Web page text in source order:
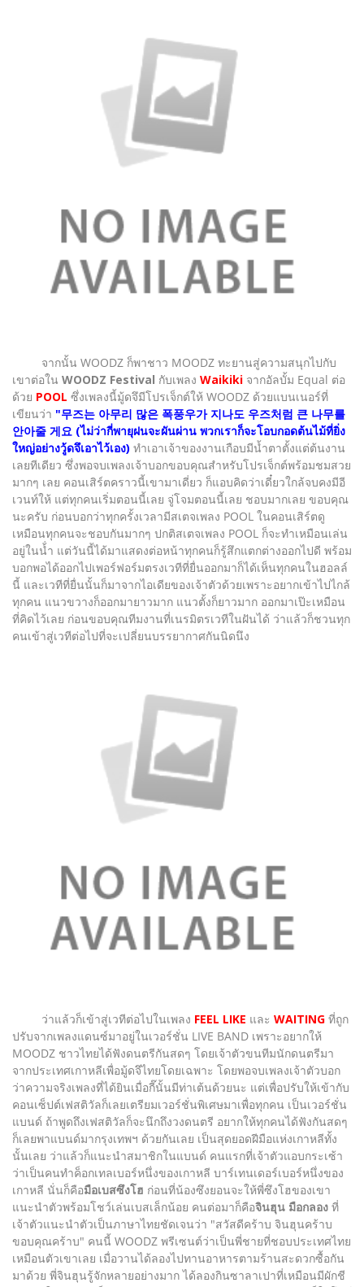
จากนั้น WOODZ ก็พาชาว MOODZ ทะยานสู่ความสนุกไปกับ
เขาต่อใน WOODZ Festival กับเพลง Waikiki จากอัลบั้ม Equal ต่อ
ด้วย POOL ซึ่งเพลงนี้มู้ดจึมีโปรเจ็กต์ให้ WOODZ ด้วยแบนเนอร์ที่
เขียนว่า "무즈는 아무리 많은 폭풍우가 지나도 우즈처럼 큰 나무를
안아줄 게요 (ไม่ว่ากี่พายุฝนจะผันผ่าน พวกเราก็จะโอบกอดต้นไม้ที่ยิ่ง
ใหญ่อย่างวู้ดจึเอาไว้เอง) ทำเอาเจ้าของงานเกือบมีน้ำตาตั้งแต่ต้นงาน
เลยทีเดียว ซึ่งพอจบเพลงเจ้าบอกขอบคุณสำหรับโปรเจ็กต์พร้อมชมสวย
มากๆ เลย คอนเสิร์ตคราวนี้เขามาเดี่ยว ก็แอบคิดว่าเดี๋ยวใกล้จบคงมีอี
เวนท์ให้ แต่ทุกคนเริ่มตอนนี้เลย จู่โจมตอนนี้เลย ชอบมากเลย ขอบคุณ
นะครับ ก่อนบอกว่าทุกครั้งเวลามีสเตจเพลง POOL ในคอนเสิร์ตดู
เหมือนทุกคนจะชอบกันมากๆ ปกติสเตจเพลง POOL ก็จะทำเหมือนเล่น
อยู่ในน้่ำ แต่วันนี้ได้มาแสดงต่อหน้าทุกคนก็รู้สึกแตกต่างออกไปดี พร้อม
บอกพอได้ออกไปเพอร์ฟอร์มตรงเวทีที่ยื่นออกมาก็ได้เห็นทุกคนในฮอลล์
นี้ และเวทีที่ยื่นนั้นก็มาจากไอเดียของเจ้าตัวด้วยเพราะอยากเข้าไปไกล้
ทุกคน แนวขวางก็ออกมายาวมาก แนวตั้งก็ยาวมาก ออกมาเป๊ะเหมือน
ที่คิดไว้เลย ก่อนขอบคุณทีมงานที่เนรมิตรเวทีในฝันได้ ว่าแล้วก็ชวนทุก
คนเข้าสู่เวทีต่อไปที่จะเปลี่ยนบรรยากาศกันนิดนึง
ว่าแล้วก็เข้าสู่เวทีต่อไปในเพลง FEEL LIKE และ WAITING ที่ถูก
ปรับจากเพลงแดนซ์มาอยู่ในเวอร์ชั่น LIVE BAND เพราะอยากให้
MOODZ ชาวไทยได้ฟังดนตรีกันสดๆ โดยเจ้าตัวขนทีมนักดนตรีมา
จากประเทศเกาหลีเพื่อมู้ดจึไทยโดยเฉพาะ โดยพอจบเพลงเจ้าตัวบอก
ว่าความจริงเพลงที่ได้ยินเมื่อกี๊นั้นมีท่าเต้นด้วยนะ แต่เพื่อปรับให้เข้ากับ
คอนเซ็ปต์เฟสติวัลก็เลยเตรียมเวอร์ชั่นพิเศษมาเพื่อทุกคน เป็นเวอร์ชั่น
แบนด์ ถ้าพูดถึงเฟสติวัลก็จะนึกถึงวงดนตรี อยากให้ทุกคนได้ฟังกันสดๆ
ก็เลยพาแบนด์มากรุงเทพฯ ด้วยกันเลย เป็นสุดยอดฝีมือแห่งเกาหลีทั้ง
นั้นเลย ว่าแล้วก็แนะนำสมาชิกในแบนด์ คนแรกที่เจ้าตัวแอบกระเซ้า
ว่าเป็นคนทำค็อกเทลเบอร์หนึ่งของเกาหลี บาร์เทนเดอร์เบอร์หนึ่งของ
เกาหลี นั่นก็คือมือเบสซึงโฮ ก่อนที่น้องซึงยอนจะให้พี่ซึงโฮของเขา
แนะนำตัวพร้อมโชว์เล่นเบสเล็กน้อย คนต่อมาก็คือจินฮุน มือกลอง ที่
เจ้าตัวแนะนำตัวเป็นภาษาไทยชัดเจนว่า "สวัสดีคร้าบ จินฮุนคร้าบ
ขอบคุณคร้าบ" คนนี้ WOODZ พรีเซนต์ว่าเป็นพี่ชายที่ชอบประเทศไทย
เหมือนตัวเขาเลย เมื่อวานได้ลองไปทานอาหารตามร้านสะดวกซื้อกัน
มาด้วย พี่จินฮุนรู้จักหลายอย่างมาก ได้ลองกินซาลาเปาที่เหมือนมีผักชี